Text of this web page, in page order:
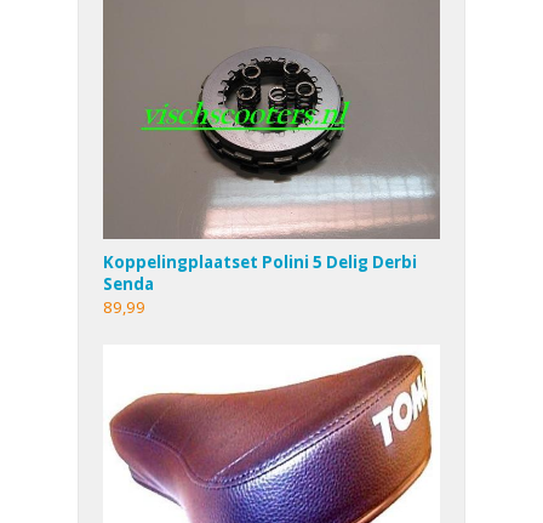
Koppelingplaatset Polini 5 Delig Derbi
Senda
89,99